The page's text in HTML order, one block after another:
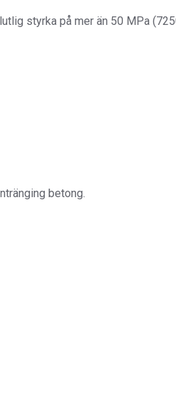
styrka på mer än 50 MPa
betong.